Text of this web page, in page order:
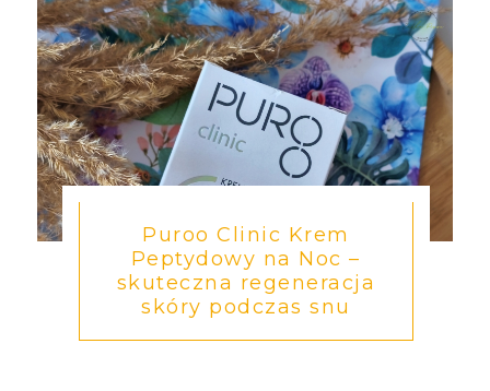
Puroo Clinic Krem
Peptydowy na Noc –
skuteczna regeneracja
skóry podczas snu